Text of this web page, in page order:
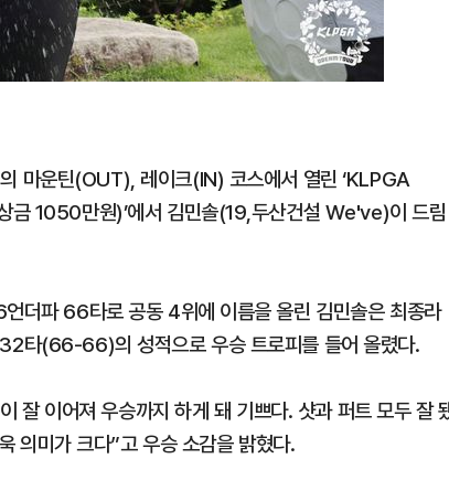
마운틴(OUT), 레이크(IN) 코스에서 열린 ‘KLPGA
1050만원)’에서 김민솔(19,두산건설 We've)이 드림
더파 66타로 공동 4위에 이름을 올린 김민솔은 최종라
타(66-66)의 성적으로 우승 트로피를 들어 올렸다.
잘 이어져 우승까지 하게 돼 기쁘다. 샷과 퍼트 모두 잘
의미가 크다”고 우승 소감을 밝혔다.